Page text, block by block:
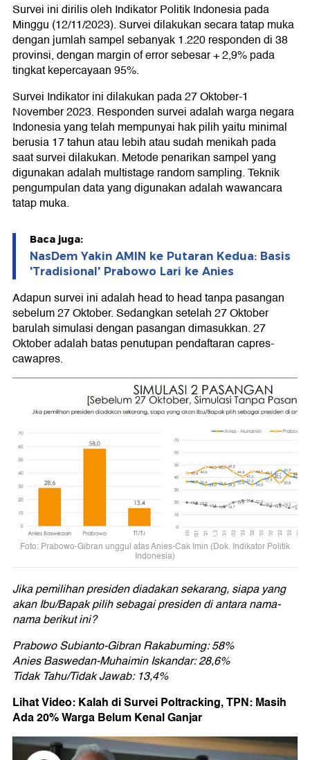
Survei ini dirilis oleh Indikator Politik Indonesia pada
Minggu (12/11/2023). Survei dilakukan secara tatap muka
dengan jumlah sampel sebanyak 1.220 responden di 38
provinsi, dengan margin of error sebesar + 2,9% pada
tingkat kepercayaan 95%.
Survei Indikator ini dilakukan pada 27 Oktober-1
November 2023. Responden survei adalah warga negara
Indonesia yang telah mempunyai hak pilih yaitu minimal
berusia 17 tahun atau lebih atau sudah menikah pada
saat survei dilakukan. Metode penarikan sampel yang
digunakan adalah multistage random sampling. Teknik
pengumpulan data yang digunakan adalah wawancara
tatap muka.
Baca juga:
NasDem Yakin AMIN ke Putaran Kedua: Basis
'Tradisional' Prabowo Lari ke Anies
Adapun survei ini adalah head to head tanpa pasangan
sebelum 27 Oktober. Sedangkan setelah 27 Oktober
barulah simulasi dengan pasangan dimasukkan. 27
Oktober adalah batas penutupan pendaftaran capres-
cawapres.
Foto: Prabowo-Gibran unggul atas Anies-Cak Imin (Dok. Indikator Politik
Indonesia)
Jika pemilihan presiden diadakan sekarang, siapa yang
akan Ibu/Bapak pilih sebagai presiden di antara nama-
nama berikut ini?
Prabowo Subianto-Gibran Rakabuming: 58%
Anies Baswedan-Muhaimin Iskandar: 28,6%
Tidak Tahu/Tidak Jawab: 13,4%
Lihat Video: Kalah di Survei Poltracking, TPN: Masih
Ada 20% Warga Belum Kenal Ganjar